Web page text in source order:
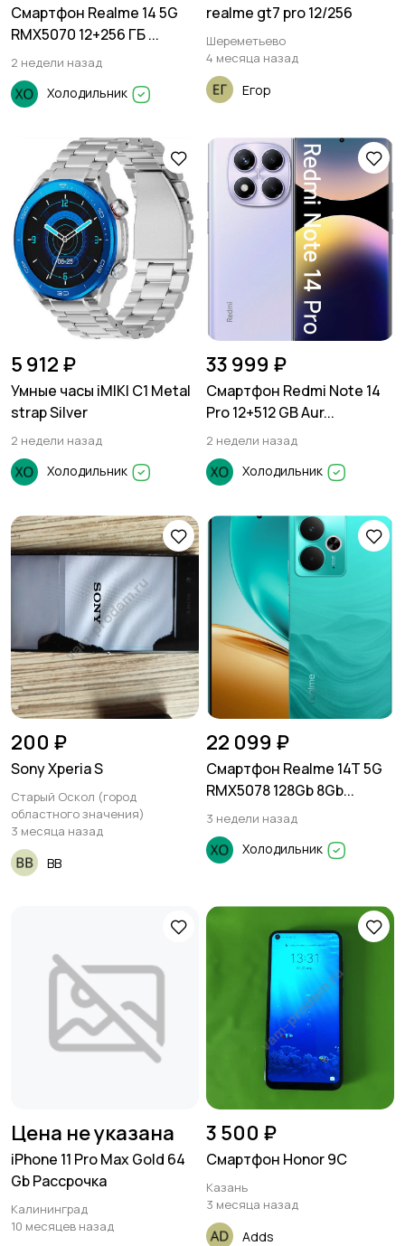
Смартфон Realme 14 5G
RMX5070 12+256 ГБ ...
2 недели назад
Холодильник
realme gt7 pro 12/256
Шереметьево
4 месяца назад
Егор
5 912 ₽
Умные часы iMIKI C1 Metal
strap Silver
2 недели назад
Холодильник
33 999 ₽
Смартфон Redmi Note 14
Pro 12+512 GB Aur...
2 недели назад
Холодильник
200 ₽
Sony Xperia S
Старый Оскол (город
областного значения)
3 месяца назад
BB
22 099 ₽
Смартфон Realme 14T 5G
RMX5078 128Gb 8Gb...
3 недели назад
Холодильник
Цена не указана
iPhone 11 Pro Max Gold 64
Gb Рассрочка
Калининград
10 месяцев назад
3 500 ₽
Смартфон Honor 9C
Казань
3 месяца назад
Adds